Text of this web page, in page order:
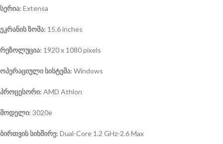
სერია: Extensa
ეკრანის ზომა: 15.6 inches
რეზოლუცია: 1920 x 1080 pixels
ოპერაციული სისტემა: Windows
პროცესორი: AMD Athlon
მოდელი: 3020e
ბირთვის სიხშირე: Dual-Core 1.2 GHz-2.6 Max